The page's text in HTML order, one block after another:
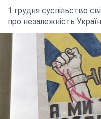
1 грудня суспільство
про незалежність